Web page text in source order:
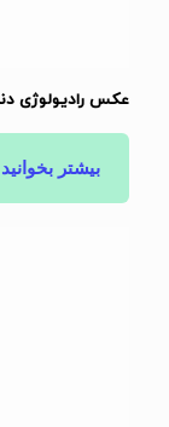
عکس رادیولوژی
بیشتر بخوانید